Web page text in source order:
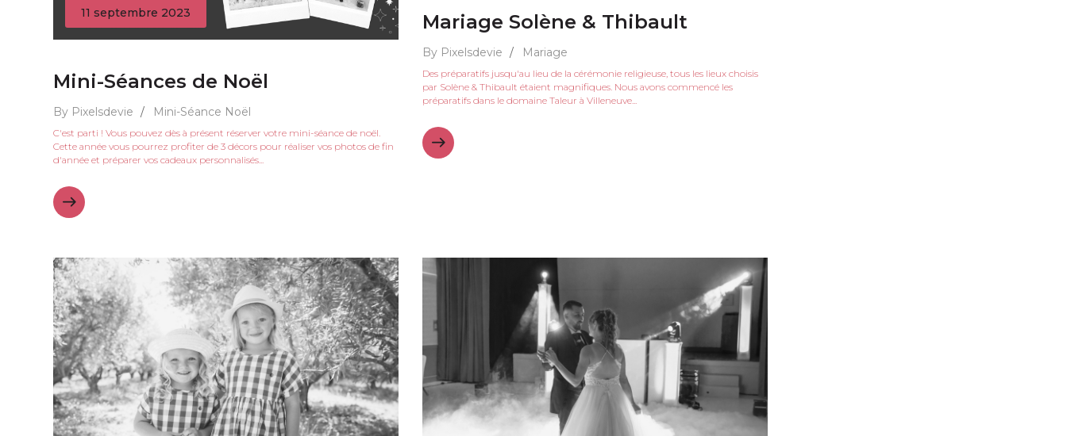
11 septembre 2023
Mini-Séances de Noël
By Pixelsdevie / Mini-Séance Noël
C'est parti ! Vous pouvez dès à présent réserver votre mini-séance de noël.
Cette année vous pourrez profiter de 3 décors pour réaliser vos photos de fin
d'année et préparer vos cadeaux personnalisés...
Mariage Solène & Thibault
By Pixelsdevie / Mariage
Des préparatifs jusqu'au lieu de la cérémonie religieuse, tous les lieux choisis
par Solène & Thibault étaient magnifiques. Nous avons commencé les
préparatifs dans le domaine Taleur à Villeneuve...